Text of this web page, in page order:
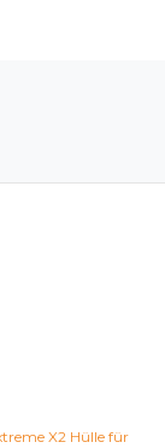
X2 Hülle für